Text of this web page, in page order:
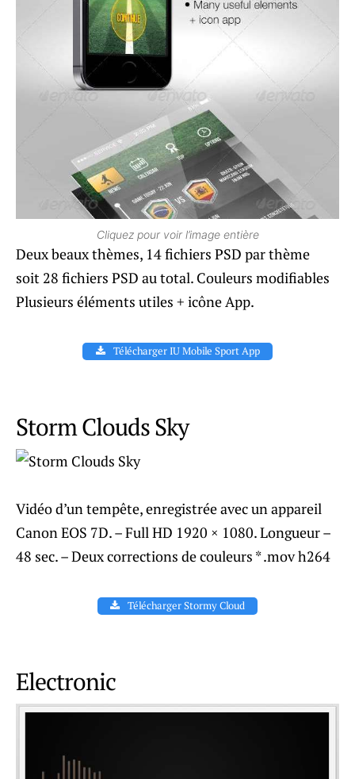
Cliquez pour voir l’image entière
Deux beaux thèmes, 14 fichiers PSD par thème
soit 28 fichiers PSD au total. Couleurs modifiables
Plusieurs éléments utiles + icône App.
Télécharger IU Mobile Sport App
Storm Clouds Sky
Vidéo d’un tempête, enregistrée avec un appareil
Canon EOS 7D. – Full HD 1920 × 1080. Longueur –
48 sec. – Deux corrections de couleurs * .mov h264
Télécharger Stormy Cloud
Electronic